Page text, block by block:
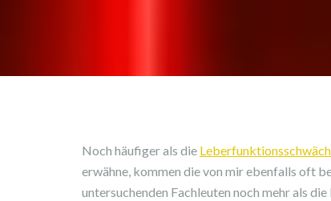
Noch häufiger als die
erwähne, kommen die von mir ebenfalls oft
untersuchenden Fachleuten noch mehr als